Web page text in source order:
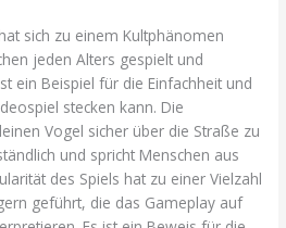
sich zu einem Kultphänomen
jeden Alters gespielt und
ein Beispiel für die Einfachheit und
stecken kann. Die
Vogel sicher über die Straße zu
und spricht Menschen aus
des Spiels hat zu einer Vielzahl
geführt, die das Gameplay auf